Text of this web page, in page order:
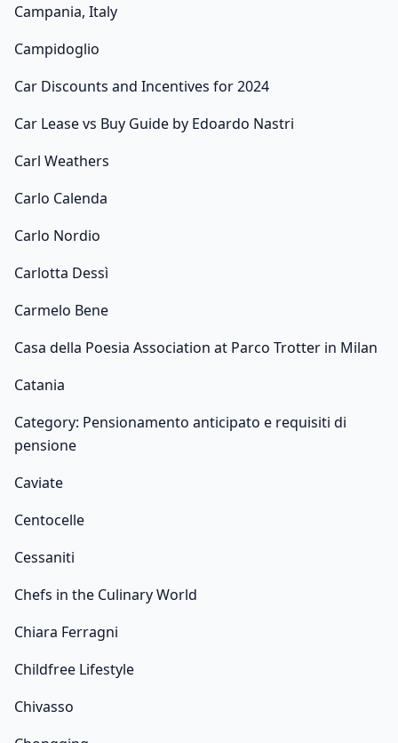
Campania, Italy
Campidoglio
Car Discounts and Incentives for 2024
Car Lease vs Buy Guide by Edoardo Nastri
Carl Weathers
Carlo Calenda
Carlo Nordio
Carlotta Dessì
Carmelo Bene
Casa della Poesia Association at Parco Trotter in Milan
Catania
Category: Pensionamento anticipato e requisiti di
pensione
Caviate
Centocelle
Cessaniti
Chefs in the Culinary World
Chiara Ferragni
Childfree Lifestyle
Chivasso